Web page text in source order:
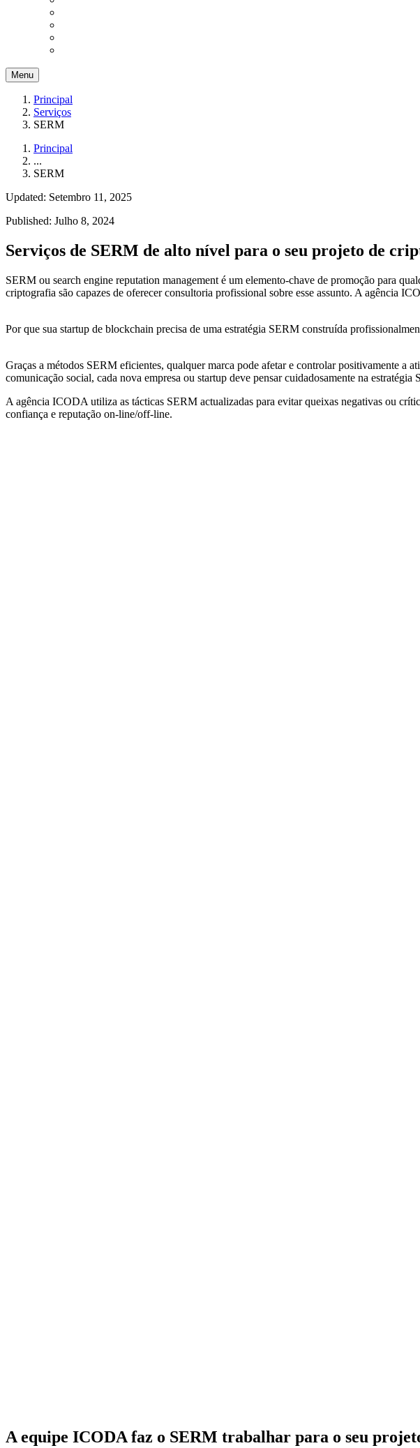
Menu
Principal
Serviços
SERM
Principal
...
SERM
Updated: Setembro 11, 2025
Published: Julho 8, 2024
Serviços de SERM de alto nível para o seu projeto de
SERM ou search engine reputation management é um elemento-chave de promoção para
criptografia são capazes de oferecer consultoria profissional sobre esse assunto. A agência
Por que sua startup de blockchain precisa de uma estratégia SERM construída
Graças a métodos SERM eficientes, qualquer marca pode afetar e controlar positivamente a
comunicação social, cada nova empresa ou startup deve pensar cuidadosamente na
A agência ICODA utiliza as tácticas SERM actualizadas para evitar queixas negativas ou
confiança e reputação on-line/off-line.
A equipe ICODA faz o SERM trabalhar para o seu